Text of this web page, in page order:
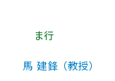
ま行
馬 建鋒 （教授）